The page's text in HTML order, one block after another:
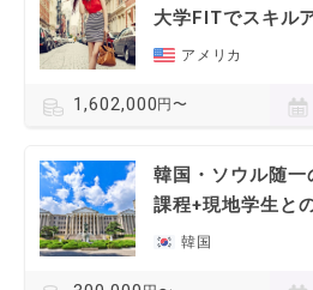
大学FITでスキル
アメリカ
1,602,000 円〜
韓国・ソウル随
課程+現地学生と
韓国